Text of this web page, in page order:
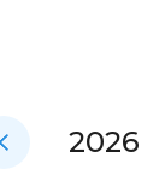
2026